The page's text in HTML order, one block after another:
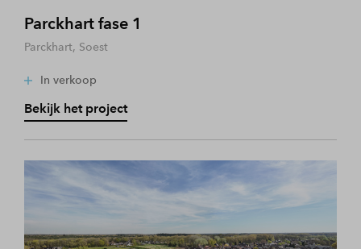
Parckhart fase 1
Parckhart, Soest
In verkoop
Bekijk het project